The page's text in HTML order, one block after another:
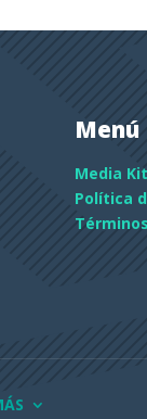
Menú
Media Kit
Política